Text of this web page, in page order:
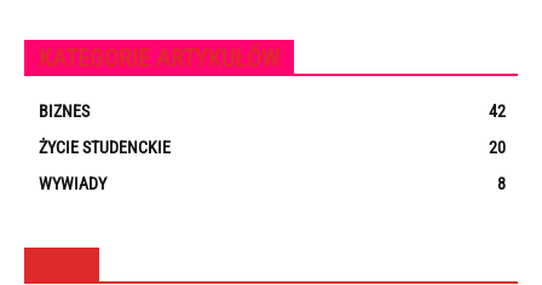
KATEGORIE ARTYKUŁÓW
BIZNES
42
ŻYCIE STUDENCKIE
20
WYWIADY
8